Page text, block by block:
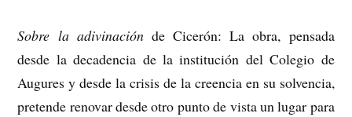
Sobre la adivinaciónde Cicerón: La obra, pensada
desde la decadencia de la institución del Colegio de
Augures y desde la crisis de la creencia en su solvencia,
pretende renovar desde otro punto de vista un lugar para